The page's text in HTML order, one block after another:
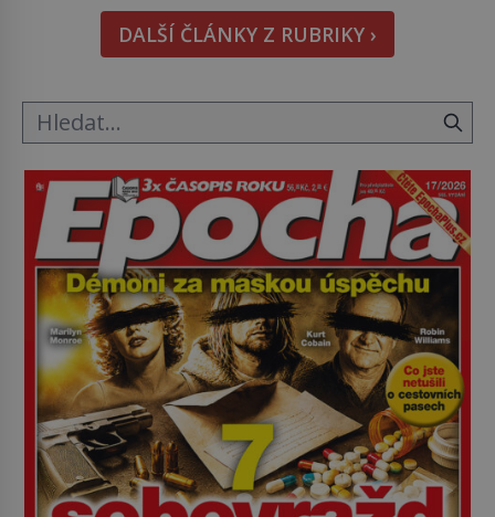
hmatatelnějšího. Naprosto rekordní kometu!
Astronomové Pedro Bernardinelli a Gary Bernstein
mravenčí prací zkoumají archivní snímky v rámci
DALŠÍ ČLÁNKY Z RUBRIKY ›